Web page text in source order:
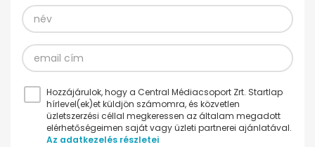
Hozzájárulok, hogy a Central Médiacsoport Zrt. Startlap
hírlevel(ek)et küldjön számomra, és közvetlen
üzletszerzési céllal megkeressen az általam megadott
elérhetőségeimen saját vagy üzleti partnerei ajánlatával.
Az adatkezelés részletei